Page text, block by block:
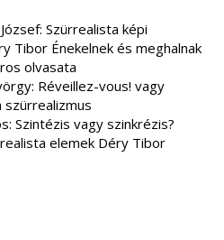
Szürrealista képi
Tibor Énekelnek és meghalnak
olvasata
Réveillez-vous! vagy
Szintézis vagy szinkrézis?
elemek Déry Tibor